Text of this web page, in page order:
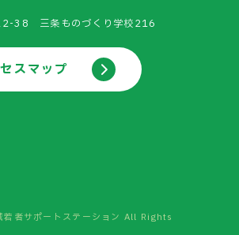
38 三条ものづくり学校216
スマップ
者サポートステーション All Rights